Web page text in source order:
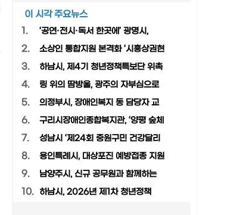
이 시각 주요뉴스
1.
‘공연·전시·독서 한곳에’ 광명시,
2. 소상인 통합지원 본격화 ‘시흥상권현
3. 하남시, 제4기 청년정책특보단 위촉
4. 링 위의 땀방울, 광주의 자부심으로
5. 의정부시, 장애인복지 동 담당자 교
6. 구리시장애인종합복지관, ‘양평 숲체
7. 성남시 ‘제24회 중원구민 건강달리
8. 용인특례시, 대상포진 예방접종 지원
9. 남양주시, 신규 공무원과 함께하는
10. 하남시, 2026년 제1차 청년정책